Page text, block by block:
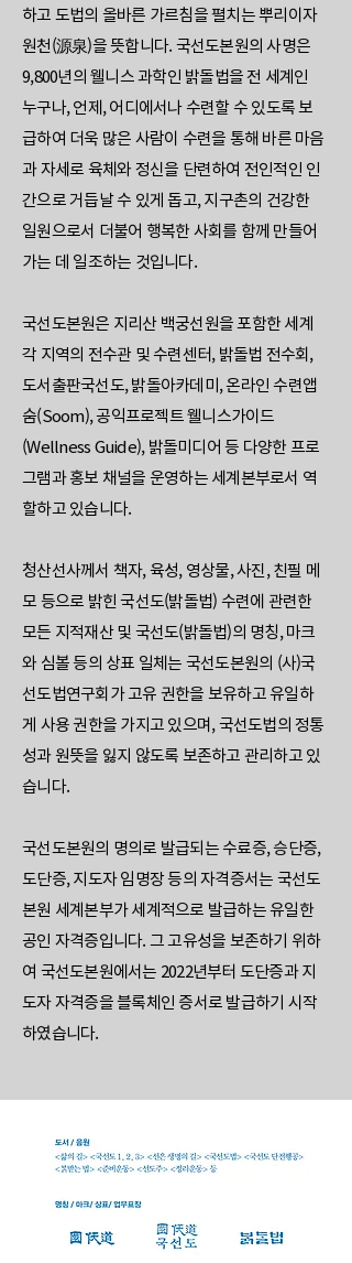
하고 도법의 올바른 가르침을 펼치는 뿌리이자
원천(源泉)을 뜻합니다. 국선도본원의 사명은
9,800년의 웰니스 과학인 밝돌법을 전 세계인
누구나, 언제, 어디에서나 수련할 수 있도록 보
급하여 더욱 많은 사람이 수련을 통해 바른 마음
과 자세로 육체와 정신을 단련하여 전인적인 인
간으로 거듭날 수 있게 돕고, 지구촌의 건강한
일원으로서 더불어 행복한 사회를 함께 만들어
가는 데 일조하는 것입니다.
국선도본원은 지리산 백궁선원을 포함한 세계
각 지역의 전수관 및 수련센터, 밝돌법 전수회,
도서출판국선도, 밝돌아카데미, 온라인 수련앱
숨(Soom), 공익프로젝트 웰니스가이드
(Wellness Guide), 밝돌미디어 등 다양한 프로
그램과 홍보 채널을 운영하는 세계본부로서 역
할하고 있습니다.
청산선사께서 책자, 육성, 영상물, 사진, 친필 메
모 등으로 밝힌 국선도(밝돌법) 수련에 관련한
모든 지적재산 및 국선도(밝돌법)의 명칭, 마크
와 심볼 등의 상표 일체는 국선도본원의 (사)국
선도법연구회가 고유 권한을 보유하고 유일하
게 사용 권한을 가지고 있으며, 국선도법의 정통
성과 원뜻을 잃지 않도록 보존하고 관리하고 있
습니다.
국선도본원의 명의로 발급되는 수료증, 승단증,
도단증, 지도자 임명장 등의 자격증서는 국선도
본원 세계본부가 세계적으로 발급하는 유일한
공인 자격증입니다. 그 고유성을 보존하기 위하
여 국선도본원에서는 2022년부터 도단증과 지
도자 자격증을 블록체인 증서로 발급하기 시작
하였습니다.